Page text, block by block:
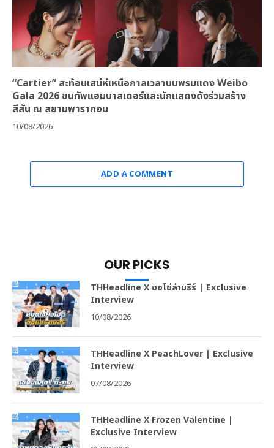
“Cartier” สะท้อนเสน่ห์เหนือกาลเวลาบนพรมแดง Weibo
Gala 2026 ขนทัพแอมบาสเดอร์และนักแสดงดังร่วมสร้าง
สีสัน ณ สยามพารากอน
10/08/2026
ADD A COMMENT
OUR PICKS
THHeadline X ซอโซ่ล่ามธีร์ | Exclusive
Interview
10/08/2026
THHeadline X PeachLover | Exclusive
Interview
07/08/2026
THHeadline X Frozen Valentine |
Exclusive Interview